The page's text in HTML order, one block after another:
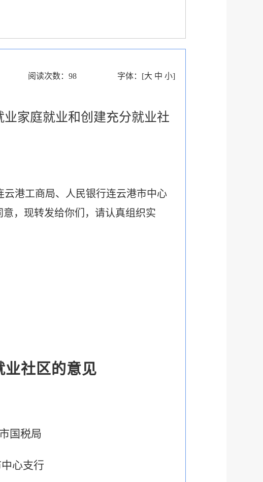
阅读次数： 98 字体： [大 中 小]
家庭就业和创建充分就业社
港工商局、人民银行连云港市中心
，现转发给你们，请认真组织实
业社区的意见
市国税局
心支行